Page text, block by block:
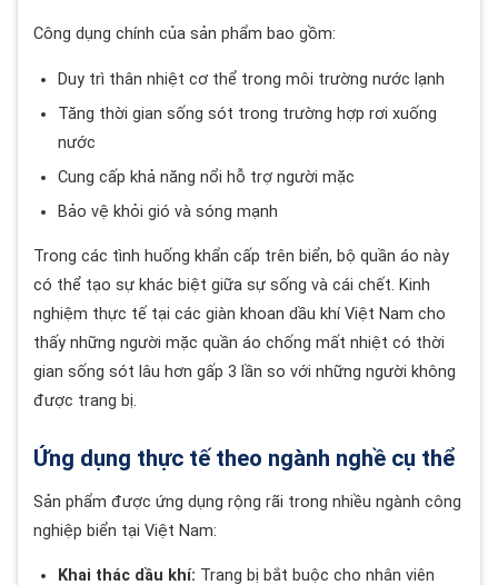
Công dụng chính của sản phẩm bao gồm:
Duy trì thân nhiệt cơ thể trong môi trường nước lạnh
Tăng thời gian sống sót trong trường hợp rơi xuống
nước
Cung cấp khả năng nổi hỗ trợ người mặc
Bảo vệ khỏi gió và sóng mạnh
Trong các tình huống khẩn cấp trên biển, bộ quần áo này
có thể tạo sự khác biệt giữa sự sống và cái chết. Kinh
nghiệm thực tế tại các giàn khoan dầu khí Việt Nam cho
thấy những người mặc quần áo chống mất nhiệt có thời
gian sống sót lâu hơn gấp 3 lần so với những người không
được trang bị.
Ứng dụng thực tế theo ngành nghề cụ thể
Sản phẩm được ứng dụng rộng rãi trong nhiều ngành công
nghiệp biển tại Việt Nam:
Khai thác dầu khí: Trang bị bắt buộc cho nhân viên